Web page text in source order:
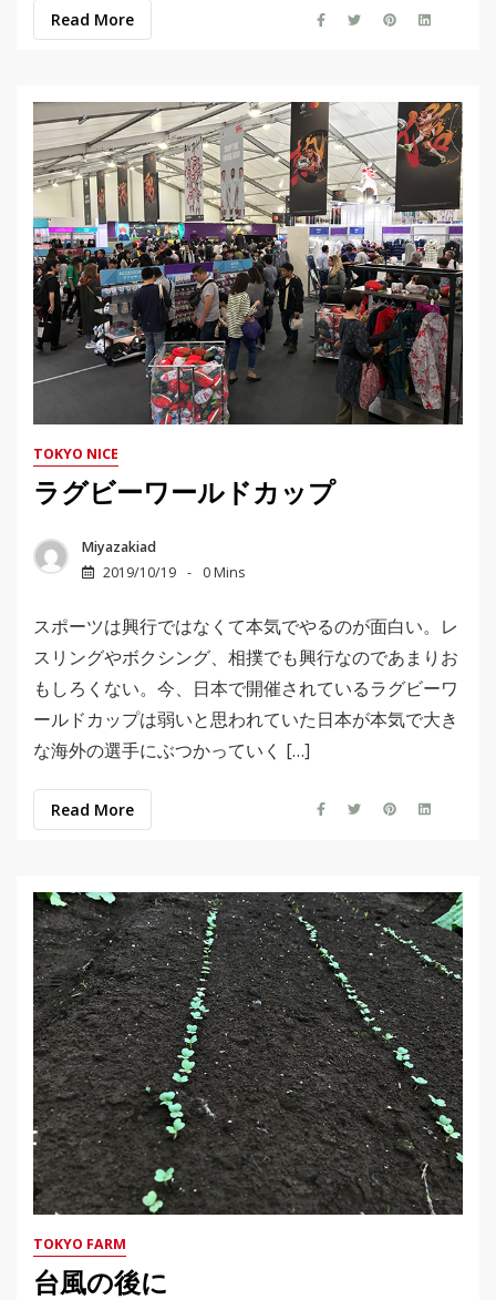
Read More
TOKYO NICE
ラグビーワールドカップ
Miyazakiad
2019/10/19
0 Mins
スポーツは興行ではなくて本気でやるのが面白い。レ
スリングやボクシング、相撲でも興行なのであまりお
もしろくない。今、日本で開催されているラグビーワ
ールドカップは弱いと思われていた日本が本気で大き
な海外の選手にぶつかっていく […]
Read More
TOKYO FARM
台風の後に